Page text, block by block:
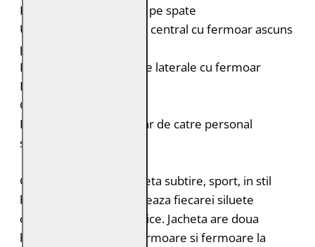
Insertii elastice laterale pe spate
Un buzunar mic vertical central cu fermoar ascuns
pe piept
Doua buzunare verticale laterale cu fermoar
Fermoar la maneci
Croiala: Slim Fit
Intretinere: Spalare doar de catre personal
specializat
G2MEmrys este o jacheta subtire, sport, in stil
biker. Aceasta se adapteaza fiecarei siluete
datorita insertiilor elastice. Jacheta are doua
buzunare laterale cu fermoare si fermoare la